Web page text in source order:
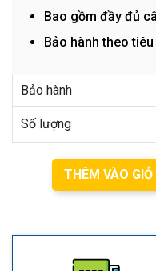
Bao gồm đầy đủ
Bảo hành theo
Bảo hành
Số lượng
THÊM VÀO GIỎ